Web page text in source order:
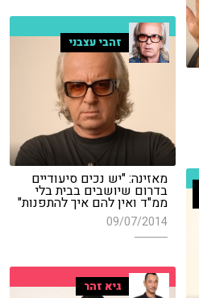
זהבי עצבני
מאזינה: "יש נכים סיעודיים
בדרום שיושבים בבית בלי
ממ"ד ואין להם איך להתפנות"
09/07/2014
גיא זהר